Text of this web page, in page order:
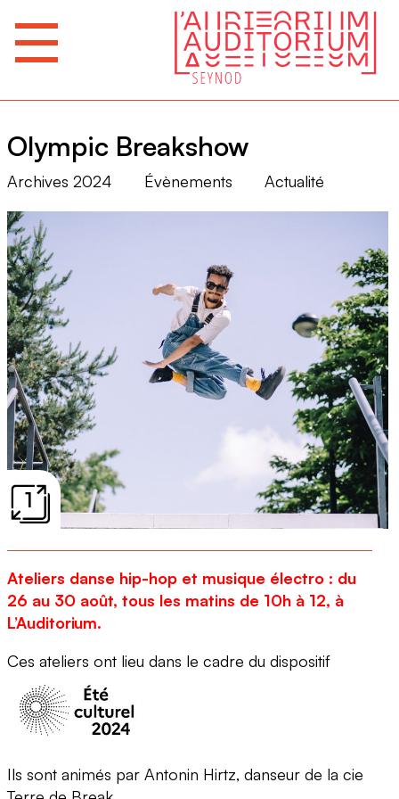
Olympic Breakshow
Archives 2024 Évènements Actualité
1
Ateliers danse hip-hop et musique électro : du
26 au 30 août, tous les matins de 10h à 12, à
L’Auditorium.
Ces ateliers ont lieu dans le cadre du dispositif
Ils sont animés par Antonin Hirtz, danseur de la cie